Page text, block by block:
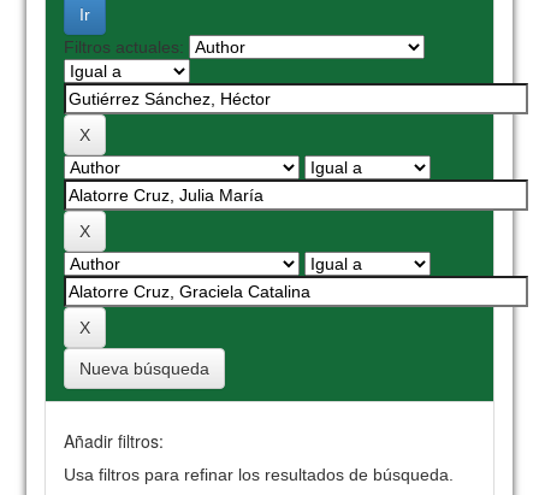
Filtros actuales:
Nueva búsqueda
Añadir filtros:
Usa filtros para refinar los resultados de búsqueda.